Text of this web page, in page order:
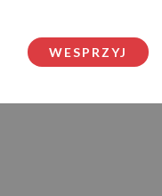
WESPRZYJ